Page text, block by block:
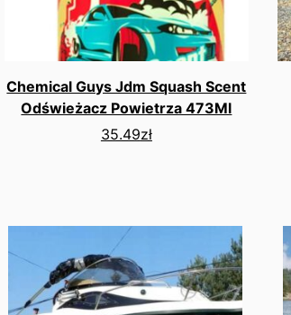
Chemical Guys Jdm Squash Scent
Odświeżacz Powietrza 473Ml
35.49zł